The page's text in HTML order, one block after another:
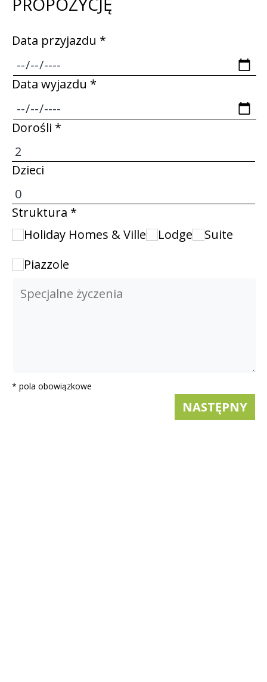
Data przyjazdu *
Data wyjazdu *
Dorośli *
Dzieci
Struktura *
Holiday Homes & Ville
Lodge
Suite
Piazzole
* pola obowiązkowe
NASTĘPNY